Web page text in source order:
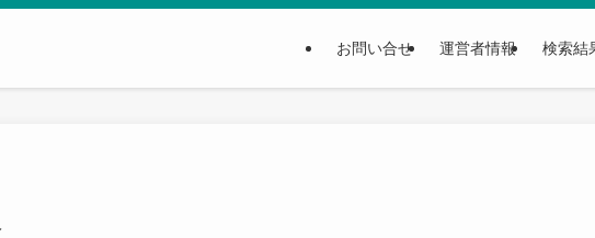
お問い合せ 運営者情報 検索結